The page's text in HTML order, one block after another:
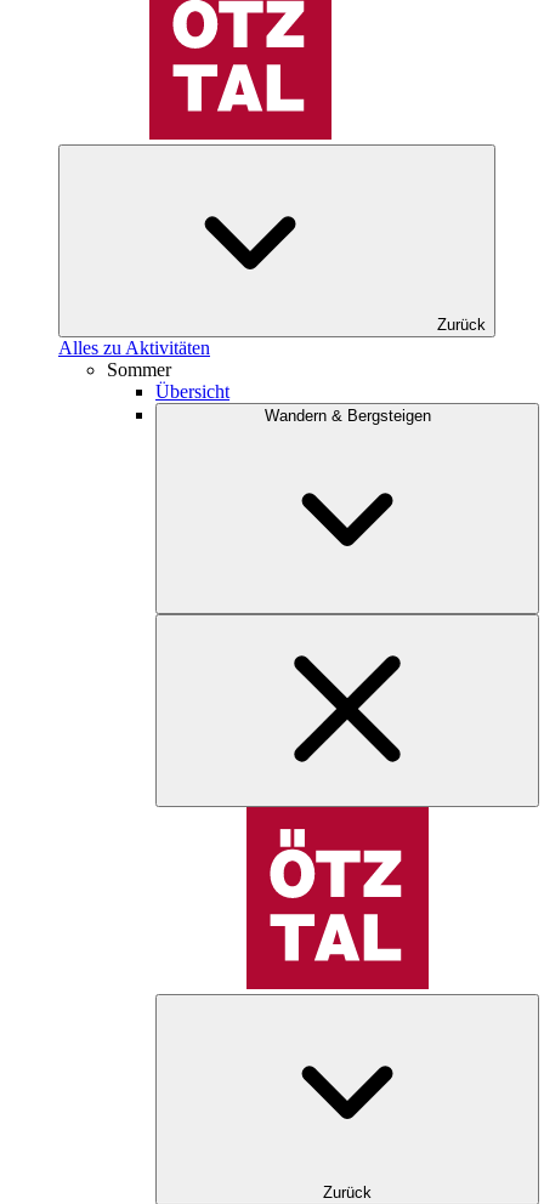
Zurück
Alles zu Aktivitäten
Sommer
Übersicht
Wandern & Bergsteigen
Zurück